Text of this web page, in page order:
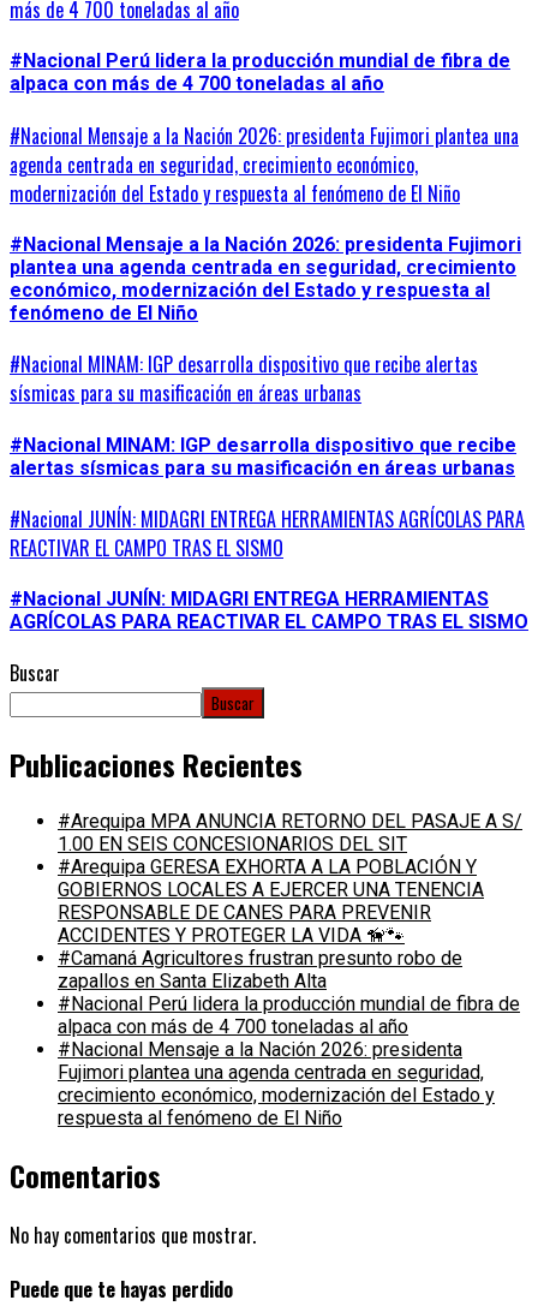
más de 4 700 toneladas al año
#Nacional Perú lidera la producción mundial de fibra de
alpaca con más de 4 700 toneladas al año
#Nacional Mensaje a la Nación 2026: presidenta Fujimori plantea una
agenda centrada en seguridad, crecimiento económico,
modernización del Estado y respuesta al fenómeno de El Niño
#Nacional Mensaje a la Nación 2026: presidenta Fujimori
plantea una agenda centrada en seguridad, crecimiento
económico, modernización del Estado y respuesta al
fenómeno de El Niño
#Nacional MINAM: IGP desarrolla dispositivo que recibe alertas
sísmicas para su masificación en áreas urbanas
#Nacional MINAM: IGP desarrolla dispositivo que recibe
alertas sísmicas para su masificación en áreas urbanas
#Nacional JUNÍN: MIDAGRI ENTREGA HERRAMIENTAS AGRÍCOLAS PARA
REACTIVAR EL CAMPO TRAS EL SISMO
#Nacional JUNÍN: MIDAGRI ENTREGA HERRAMIENTAS
AGRÍCOLAS PARA REACTIVAR EL CAMPO TRAS EL SISMO
Buscar
Buscar
Publicaciones Recientes
#Arequipa MPA ANUNCIA RETORNO DEL PASAJE A S/
1.00 EN SEIS CONCESIONARIOS DEL SIT
#Arequipa GERESA EXHORTA A LA POBLACIÓN Y
GOBIERNOS LOCALES A EJERCER UNA TENENCIA
RESPONSABLE DE CANES PARA PREVENIR
ACCIDENTES Y PROTEGER LA VIDA 🦮🐾
#Camaná Agricultores frustran presunto robo de
zapallos en Santa Elizabeth Alta
#Nacional Perú lidera la producción mundial de fibra de
alpaca con más de 4 700 toneladas al año
#Nacional Mensaje a la Nación 2026: presidenta
Fujimori plantea una agenda centrada en seguridad,
crecimiento económico, modernización del Estado y
respuesta al fenómeno de El Niño
Comentarios
No hay comentarios que mostrar.
Puede que te hayas perdido